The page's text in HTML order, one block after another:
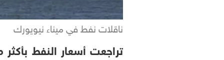
ناقلات نفط في ميناء نيويورك